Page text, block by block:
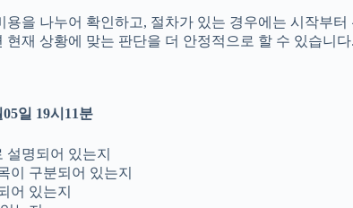
을 나누어 확인하고, 절차가 있는 경우에는 시작부
재 상황에 맞는 판단을 더 안정적으로 할 수 있습니다.
일 19시11분
명되어 있는지
이 구분되어 있는지
어 있는지